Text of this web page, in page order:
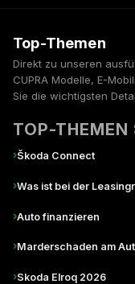
Top-Themen
Direkt zu unseren
CUPRA Modelle, E-
Sie die wichtigsten
TOP-THEMEN
›Škoda Connect
›Was ist bei der
›Auto finanzieren
›Marderschaden am
›Skoda Elroq 2026